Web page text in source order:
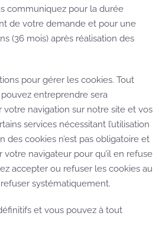
communiquez pour la durée
de votre demande et pour une
(36 mois) après réalisation des
pour gérer les cookies. Tout
entreprendre sera
navigation sur notre site et vos
services nécessitant l’utilisation
des cookies n’est pas obligatoire et
navigateur pour qu’il en refuse
accepter ou refuser les cookies au
systématiquement.
et vous pouvez à tout